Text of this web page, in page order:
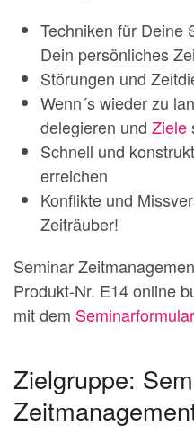
Techniken für Deine
Dein persönliches
Störungen und
Wenn´s wieder zu
delegieren und Ziele
Schnell und
erreichen
Konflikte und
Zeiträuber!
Seminar
Produkt-Nr. E14 online
mit dem
Zielgruppe: